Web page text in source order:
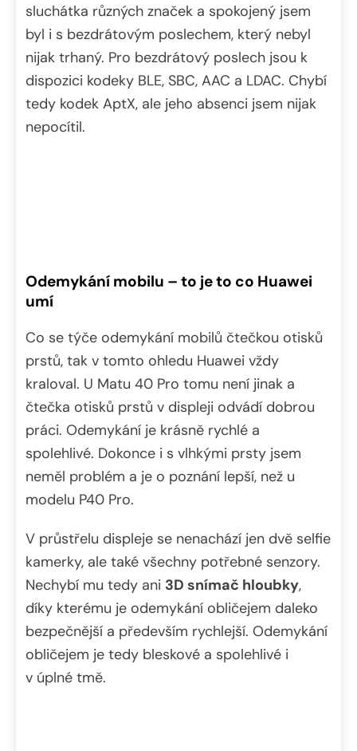
sluchátka různých značek a spokojený jsem
byl i s bezdrátovým poslechem, který nebyl
nijak trhaný. Pro bezdrátový poslech jsou k
dispozici kodeky BLE, SBC, AAC a LDAC. Chybí
tedy kodek AptX, ale jeho absenci jsem nijak
nepocítil.
Odemykání mobilu – to je to co Huawei
umí
Co se týče odemykání mobilů čtečkou otisků
prstů, tak v tomto ohledu Huawei vždy
kraloval. U Matu 40 Pro tomu není jinak a
čtečka otisků prstů v displeji odvádí dobrou
práci. Odemykání je krásně rychlé a
spolehlivé. Dokonce i s vlhkými prsty jsem
neměl problém a je o poznání lepší, než u
modelu P40 Pro.
V průstřelu displeje se nenachází jen dvě selfie
kamerky, ale také všechny potřebné senzory.
Nechybí mu tedy ani 3D snímač hloubky,
díky kterému je odemykání obličejem daleko
bezpečnější a především rychlejší. Odemykání
obličejem je tedy bleskové a spolehlivé i
v úplné tmě.